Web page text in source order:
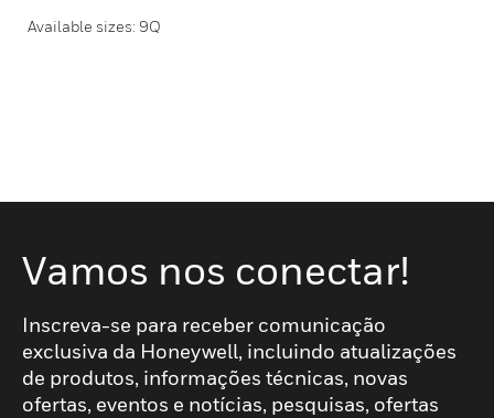
Available sizes: 9Q
Vamos nos conectar!
Inscreva-se para receber comunicação
exclusiva da Honeywell, incluindo atualizações
de produtos, informações técnicas, novas
ofertas, eventos e notícias, pesquisas, ofertas